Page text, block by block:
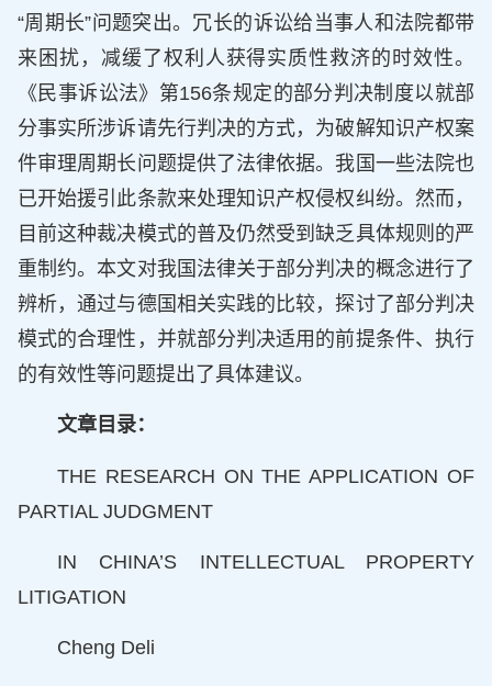
“周期长”问题突出。冗长的诉讼给当事人和法院都带
来困扰，减缓了权利人获得实质性救济的时效性。
《民事诉讼法》第156条规定的部分判决制度以就部
分事实所涉诉请先行判决的方式，为破解知识产权案
件审理周期长问题提供了法律依据。我国一些法院也
已开始援引此条款来处理知识产权侵权纠纷。然而，
目前这种裁决模式的普及仍然受到缺乏具体规则的严
重制约。本文对我国法律关于部分判决的概念进行了
辨析，通过与德国相关实践的比较，探讨了部分判决
模式的合理性，并就部分判决适用的前提条件、执行
的有效性等问题提出了具体建议。
文章目录：
THE RESEARCH ON THE APPLICATION OF
PARTIAL JUDGMENT
IN CHINA’S INTELLECTUAL PROPERTY
LITIGATION
Cheng Deli